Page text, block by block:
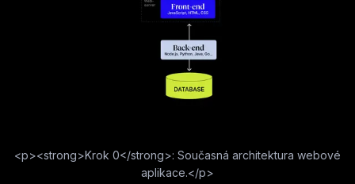
<p><strong>Krok 0</strong>: Současná architektura webové
aplikace.</p>